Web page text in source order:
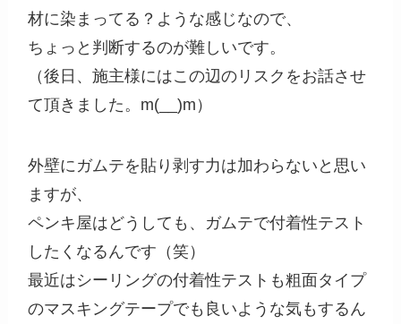
材に染まってる？ような感じなので、
ちょっと判断するのが難しいです。
（後日、施主様にはこの辺のリスクをお話させ
て頂きました。m(__)m）
外壁にガムテを貼り剥す力は加わらないと思い
ますが、
ペンキ屋はどうしても、ガムテで付着性テスト
したくなるんです（笑）
最近はシーリングの付着性テストも粗面タイプ
のマスキングテープでも良いような気もするん